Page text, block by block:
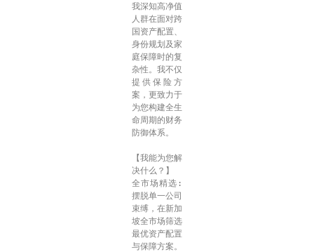
我深知高净值
人群在面对跨
国资产配置、
身份规划及家
庭保障时的复
杂性。我不仅
提供保险方
案，更致力于
为您构建全生
命周期的财务
防御体系。
【我能为您解
决什么？】
全市场精选:
摆脱单一公司
束缚，在新加
坡全市场筛选
最优资产配置
与保障方案。